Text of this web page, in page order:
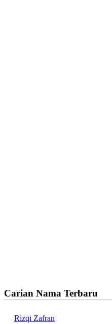
Carian Nama Terbaru
Rizqi Zafran